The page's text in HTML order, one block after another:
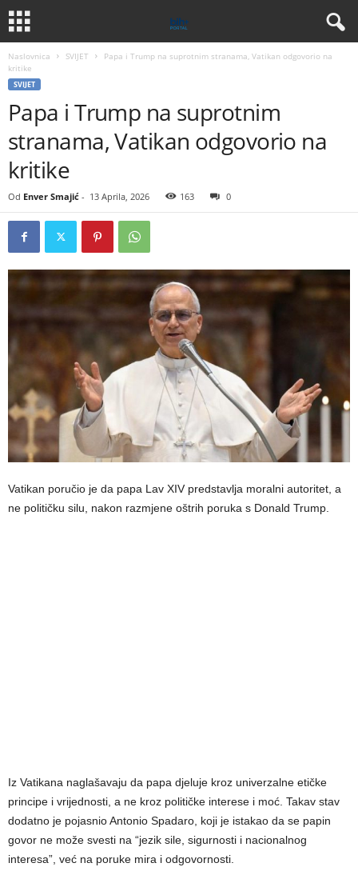
Naslovnica SVIJET
Papa i Trump na suprotnim stranama, Vatikan odgovorio na
kritike
SVIJET
Papa i Trump na suprotnim
stranama, Vatikan odgovorio na
kritike
Od Enver Smajić - 13 Aprila, 2026 163 0
Vatikan poručio je da papa Lav XIV predstavlja moralni autoritet, a
ne političku silu, nakon razmjene oštrih poruka s Donald Trump.
Iz Vatikana naglašavaju da papa djeluje kroz univerzalne etičke
principe i vrijednosti, a ne kroz političke interese i moć. Takav stav
dodatno je pojasnio Antonio Spadaro, koji je istakao da se papin
govor ne može svesti na “jezik sile, sigurnosti i nacionalnog
interesa”, već na poruke mira i odgovornosti.